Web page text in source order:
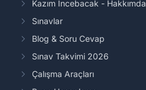
Kazım İncebacak - Hakkımda
Sınavlar
Blog & Soru Cevap
Sınav Takvimi 2026
Çalışma Araçları